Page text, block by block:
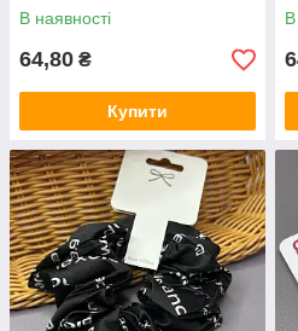
В наявності
64,80 ₴
Купити
В